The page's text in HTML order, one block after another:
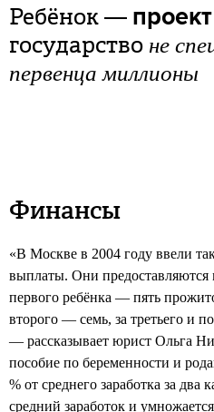
Ребёнок —
государство не
первенца миллионы
Финансы
«В Москве в 2004 году ввели
выплаты. Они предоставляются
первого ребёнка — пять
второго — семь, за третьего и
— рассказывает юрист Ольга
пособие по беременности и
% от среднего заработка за два
средний заработок и